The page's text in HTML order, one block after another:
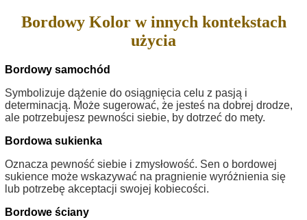
Bordowy Kolor w innych kontekstach
użycia
Bordowy samochód
Symbolizuje dążenie do osiągnięcia celu z pasją i
determinacją. Może sugerować, że jesteś na dobrej drodze,
ale potrzebujesz pewności siebie, by dotrzeć do mety.
Bordowa sukienka
Oznacza pewność siebie i zmysłowość. Sen o bordowej
sukience może wskazywać na pragnienie wyróżnienia się
lub potrzebę akceptacji swojej kobiecości.
Bordowe ściany